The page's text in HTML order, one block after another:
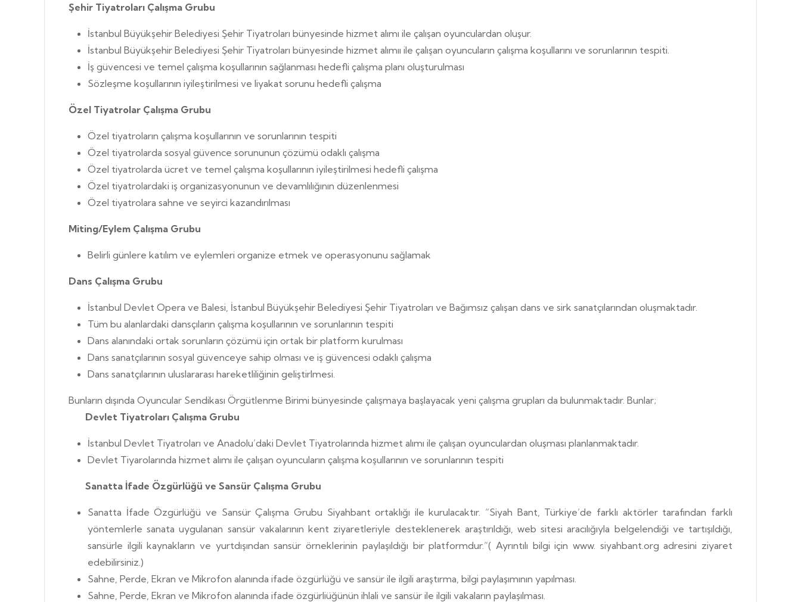
Şehir Tiyatroları Çalışma Grubu
İstanbul Büyükşehir Belediyesi Şehir Tiyatroları bünyesinde hizmet alımı ile çalışan oyunculardan oluşur.
İstanbul Büyükşehir Belediyesi Şehir Tiyatroları bünyesinde hizmet alımıı ile çalışan oyuncuların çalışma koşullarını ve sorunlarının tespiti.
İş güvencesi ve temel çalışma koşullarının sağlanması hedefli çalışma planı oluşturulması
Sözleşme koşullarının iyileştirilmesi ve liyakat sorunu hedefli çalışma
Özel Tiyatrolar Çalışma Grubu
Özel tiyatroların çalışma koşullarının ve sorunlarının tespiti
Özel tiyatrolarda sosyal güvence sorununun çözümü odaklı çalışma
Özel tiyatrolarda ücret ve temel çalışma koşullarının iyileştirilmesi hedefli çalışma
Özel tiyatrolardaki iş organizasyonunun ve devamlılığının düzenlenmesi
Özel tiyatrolara sahne ve seyirci kazandırılması
Miting/Eylem Çalışma Grubu
Belirli günlere katılım ve eylemleri organize etmek ve operasyonunu sağlamak
Dans Çalışma Grubu
İstanbul Devlet Opera ve Balesi, İstanbul Büyükşehir Belediyesi Şehir Tiyatroları ve Bağımsız çalışan dans ve sirk sanatçılarından oluşmaktadır.
Tüm bu alanlardaki dansçıların çalışma koşullarının ve sorunlarının tespiti
Dans alanındaki ortak sorunların çözümü için ortak bir platform kurulması
Dans sanatçılarının sosyal güvenceye sahip olması ve iş güvencesi odaklı çalışma
Dans sanatçılarının uluslararası hareketliliğinin geliştirlmesi.
Bunların dışında Oyuncular Sendikası Örgütlenme Birimi bünyesinde çalışmaya başlayacak yeni çalışma grupları da bulunmaktadır. Bunlar;
Devlet Tiyatroları Çalışma Grubu
İstanbul Devlet Tiyatroları ve Anadolu’daki Devlet Tiyatrolarında hizmet alımı ile çalışan oyunculardan oluşması planlanmaktadır.
Devlet Tiyarolarında hizmet alımı ile çalışan oyuncuların çalışma koşullarının ve sorunlarının tespiti
Sanatta İfade Özgürlüğü ve Sansür Çalışma Grubu
Sanatta İfade Özgürlüğü ve Sansür Çalışma Grubu Siyahbant ortaklığı ile kurulacaktır. “Siyah Bant, Türkiye’de farklı aktörler tarafından farklı
yöntemlerle sanata uygulanan sansür vakalarının kent ziyaretleriyle desteklenerek araştırıldığı, web sitesi aracılığıyla belgelendiği ve tartışıldığı,
sansürle ilgili kaynakların ve yurtdışından sansür örneklerinin paylaşıldığı bir platformdur.”( Ayrıntılı bilgi için www. siyahbant.org adresini ziyaret
edebilirsiniz.)
Sahne, Perde, Ekran ve Mikrofon alanında ifade özgürlüğü ve sansür ile ilgili araştırma, bilgi paylaşımının yapılması.
Sahne, Perde, Ekran ve Mikrofon alanında ifade özgürliüğünün ihlali ve sansür ile ilgili vakaların paylaşılması.